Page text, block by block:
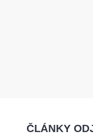
ČLÁNKY